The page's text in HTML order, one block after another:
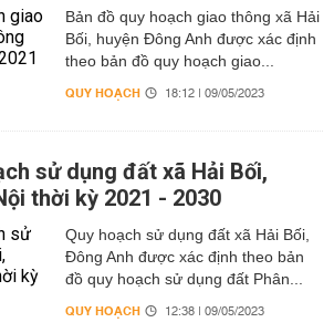
Bản đồ quy hoạch giao thông xã Hải
Bối, huyện Đông Anh được xác định
theo bản đồ quy hoạch giao...
QUY HOẠCH 18:12 | 09/05/2023
sử dụng đất xã Hải Bối,
thời kỳ 2021 - 2030
Quy hoạch sử dụng đất xã Hải Bối,
Đông Anh được xác định theo bản
đồ quy hoạch sử dụng đất Phân...
QUY HOẠCH 12:38 | 09/05/2023